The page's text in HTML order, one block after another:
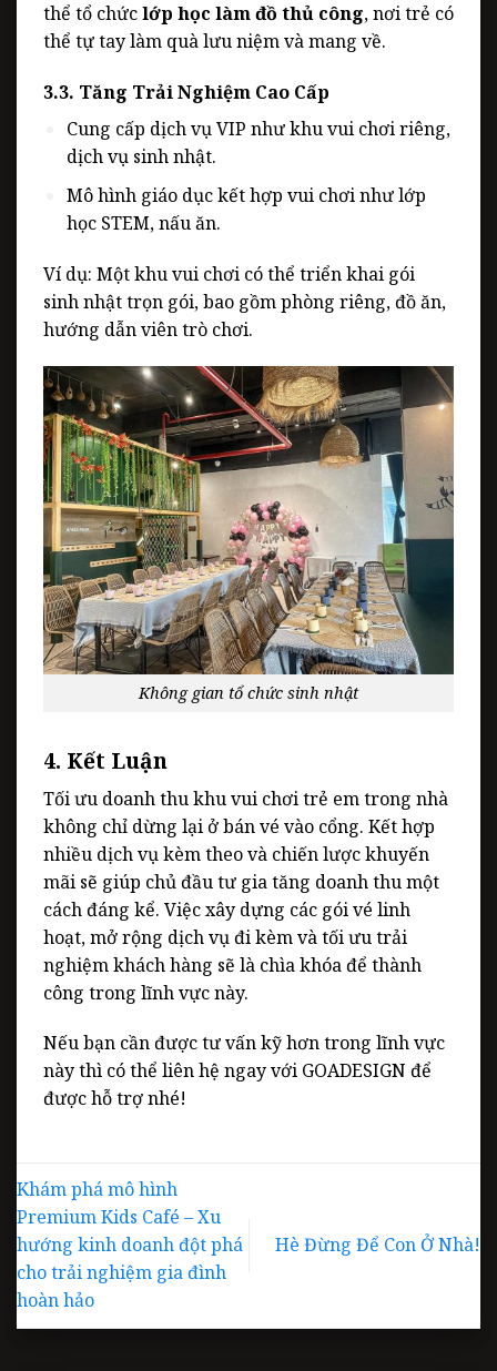
thể tổ chứclớp học làm đồ thủ công, nơi trẻ có
thể tự tay làm quà lưu niệm và mang về.
3.3. Tăng Trải Nghiệm Cao Cấp
Cung cấp dịch vụ VIP như khu vui chơi riêng,
dịch vụ sinh nhật.
Mô hình giáo dục kết hợp vui chơi như lớp
học STEM, nấu ăn.
Ví dụ: Một khu vui chơi có thể triển khai gói
sinh nhật trọn gói, bao gồm phòng riêng, đồ ăn,
hướng dẫn viên trò chơi.
Không gian tổ chức sinh nhật
4. Kết Luận
Tối ưu doanh thu khu vui chơi trẻ em trong nhà
không chỉ dừng lại ở bán vé vào cổng. Kết hợp
nhiều dịch vụ kèm theo và chiếnlược khuyến
mãi sẽ giúp chủ đầu tư gia tăng doanh thu một
cách đáng kể. Việc xây dựng các gói vé linh
hoạt, mở rộng dịch vụ đi kèm và tối ưu trải
nghiệm khách hàng sẽ là chìa khóa để thành
công trong lĩnh vực này.
Nếu bạn cần được tư vấn kỹ hơn trong lĩnh vực
này thì có thể liên hệ ngay với GOADESIGN để
được hỗ trợ nhé!
Khám phá mô hình
Premium Kids Café – Xu
hướng kinh doanh đột phá
cho trải nghiệm gia đình
hoàn hảo
Hè Đừng Để Con Ở Nhà!